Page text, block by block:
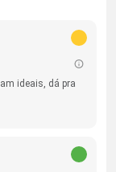
ideais, dá pra